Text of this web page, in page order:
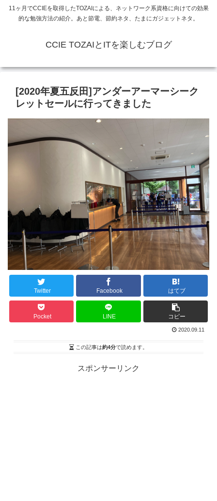
11ヶ月でCCIEを取得したTOZAIによる、ネットワーク系資格に向けての効果
的な勉強方法の紹介。あと節電、節約ネタ、たまにガジェットネタ。
CCIE TOZAIとITを楽しむブログ
[2020年夏五反田]アンダーアーマーシーク
レットセールに行ってきました
Twitter Facebook はてブ
Pocket LINE コピー
2020.09.11
この記事は約4分で読めます。
スポンサーリンク